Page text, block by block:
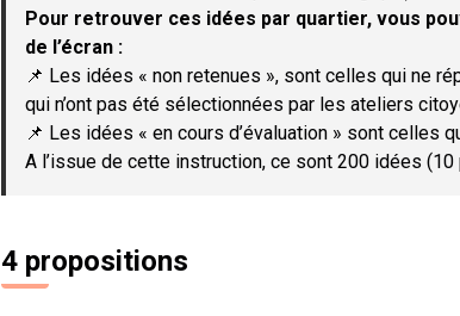
Pour retrouver ces idées par quartier, vous
de l’écran :
📌 Les idées « non retenues », sont celles qui ne
qui n’ont pas été sélectionnées par les ateliers
📌 Les idées « en cours d’évaluation » sont celles
A l’issue de cette instruction, ce sont 200 idées
4 propositions